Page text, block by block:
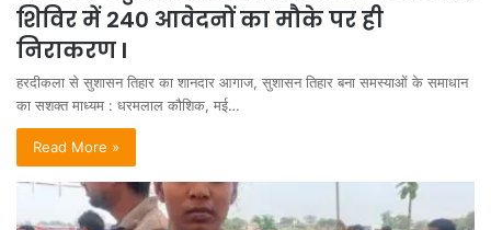
शिविर में 240 आवेदनों का मौके पर ही
निराकरण l
हरदीकला से सुशासन तिहार का शानदार आगाज, सुशासन तिहार बना समस्याओं के समाधान
का सशक्त माध्यम : धरमलाल कौशिक, मई…
Read More »